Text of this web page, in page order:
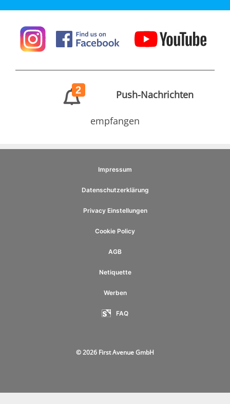
2 Push-Nachrichten
empfangen
Impressum
Datenschutzerklärung
Privacy Einstellungen
Cookie Policy
AGB
Netiquette
Werben
FAQ
© 2026 First Avenue GmbH